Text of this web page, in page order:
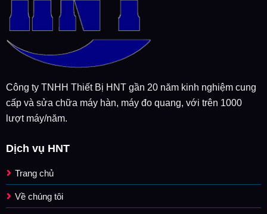
Công ty TNHH Thiết Bị HNT gần 20 năm kinh nghiệm cung
cấp và sửa chữa máy hàn, máy đo quang, với trên 1000
lượt máy/năm.
Dịch vụ HNT
Trang chủ
Về chúng tôi